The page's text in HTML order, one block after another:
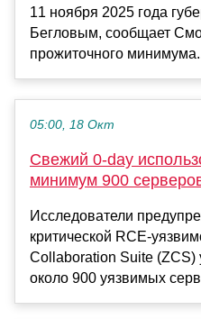
11 ноября 2025 года
Бегловым, сообщает
прожиточного
05:00, 18 Окт
Свежий 0-day
минимум 900
Исследователи
критической RCE-
Collaboration Suite
около 900 уязвимых